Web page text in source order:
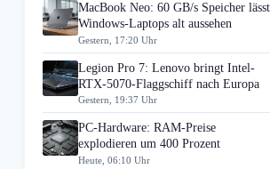
MacBook Neo: 60 GB/s Speicher lässt
Windows-Laptops alt aussehen
Gestern, 17:20 Uhr
Legion Pro 7: Lenovo bringt Intel-
RTX-5070-Flaggschiff nach Europa
Gestern, 19:37 Uhr
PC-Hardware: RAM-Preise
explodieren um 400 Prozent
Heute, 06:10 Uhr